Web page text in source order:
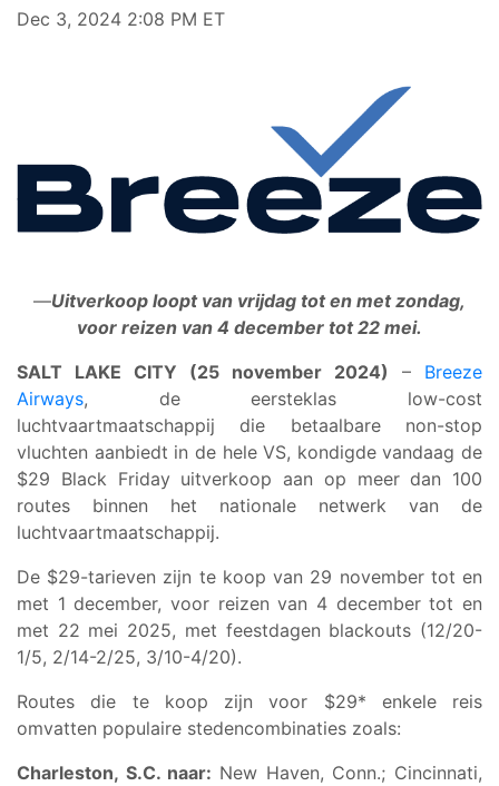
Dec 3, 2024 2:08 PM ET
—Uitverkoop loopt van vrijdag tot en met zondag,
voor reizen van 4 december tot 22 mei.
SALT LAKE CITY (25 november 2024) – Breeze
Airways, de eersteklas low-cost
luchtvaartmaatschappij die betaalbare non-stop
vluchten aanbiedt in de hele VS, kondigde vandaag de
$29 Black Friday uitverkoop aan op meer dan 100
routes binnen het nationale netwerk van de
luchtvaartmaatschappij.
De $29-tarieven zijn te koop van 29 november tot en
met 1 december, voor reizen van 4 december tot en
met 22 mei 2025, met feestdagen blackouts (12/20-
1/5, 2/14-2/25, 3/10-4/20).
Routes die te koop zijn voor $29* enkele reis
omvatten populaire stedencombinaties zoals:
Charleston, S.C. naar: New Haven, Conn.; Cincinnati,